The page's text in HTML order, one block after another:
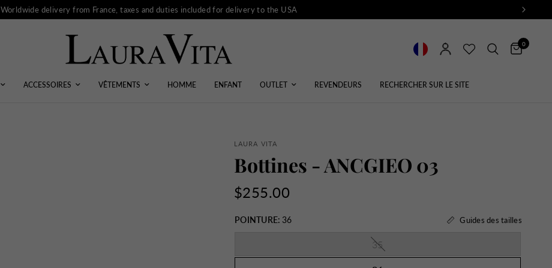
Worldwide delivery from France, taxes and duties included for delivery to the USA
0
ACCESSOIRES VÊTEMENTS HOMME ENFANT OUTLET REVENDEURS RECHERCHER SUR LE SITE
LAURA VITA
Bottines - ANCGIEO 03
$255.00
POINTURE: 36 Guides des tailles
35